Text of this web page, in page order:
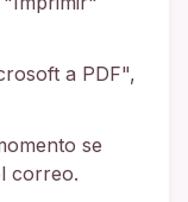
a PDF",
se
correo.